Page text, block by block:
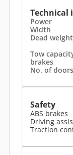
Power
Width
Dead weight
Tow
brakes
No. of doors
Safety
ABS brakes
Driving
Traction